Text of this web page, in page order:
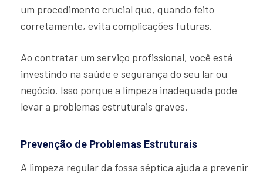
um procedimento crucial que, quando feito
corretamente, evita complicações futuras.
Ao contratar um serviço profissional, você está
investindo na saúde e segurança do seu lar ou
negócio. Isso porque a limpeza inadequada pode
levar a problemas estruturais graves.
Prevenção de Problemas Estruturais
A limpeza regular da fossa séptica ajuda a prevenir